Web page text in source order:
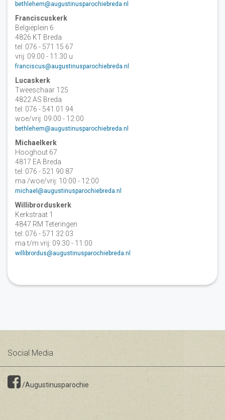
bethlehem@augustinusparochiebreda.nl
Franciscuskerk
Belgiëplein 6
4826 KT Breda
tel: 076 - 571 15 67
vrij: 09:00 - 11.30 u
franciscus@augustinusparochiebreda.nl
Lucaskerk
Tweeschaar 125
4822 AS Breda
tel: 076 - 541 01 94
woe/vrij: 09:00 - 12:00
bethlehem@augustinusparochiebreda.nl
Michaelkerk
Hooghout 67
4817 EA Breda
tel: 076 - 521 90 87
ma /woe/vrij: 10:00 - 12:00
michael@augustinusparochiebreda.nl
Willibrorduskerk
Kerkstraat 1
4847 RM Teteringen
tel: 076 - 571 32 03
ma t/m vrij: 09:30 - 11:00
willibrordus@augustinusparochiebreda.nl
Social Media
/Augustinusparochie